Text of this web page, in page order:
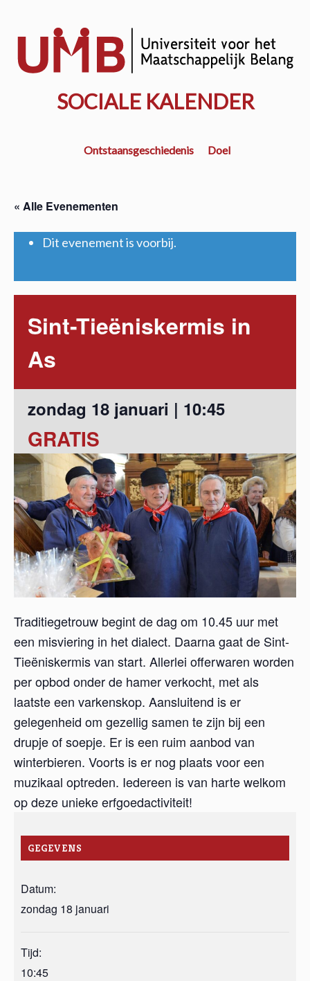
hoofd
SOCIALE KALENDER
Ontstaansgeschiedenis Doel
« Alle Evenementen
Dit evenement is voorbij.
Sint-Tieëniskermis in
As
zondag 18 januari | 10:45
GRATIS
Traditiegetrouw begint de dag om 10.45 uur met
een misviering in het dialect. Daarna gaat de Sint-
Tieëniskermis van start. Allerlei offerwaren worden
per opbod onder de hamer verkocht, met als
laatste een varkenskop. Aansluitend is er
gelegenheid om gezellig samen te zijn bij een
drupje of soepje. Er is een ruim aanbod van
winterbieren. Voorts is er nog plaats voor een
muzikaal optreden. Iedereen is van harte welkom
op deze unieke erfgoedactiviteit!
GEGEVENS
Datum:
zondag 18 januari
Tijd:
10:45